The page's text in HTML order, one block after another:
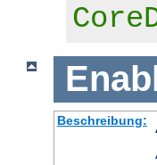
Beschreibung: